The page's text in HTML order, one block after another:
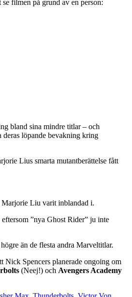
filmen på grund av en person:
bland sina mindre titlar – och
löpande bevakning kring
Lius smarta mutantberättelse fått
Marjorie Liu varit inblandad i.
”nya Ghost Rider” ju inte
än de flesta andra Marveltitlar.
Nick Spencers planerade ongoing om
(Neej!) och Avengers Academy